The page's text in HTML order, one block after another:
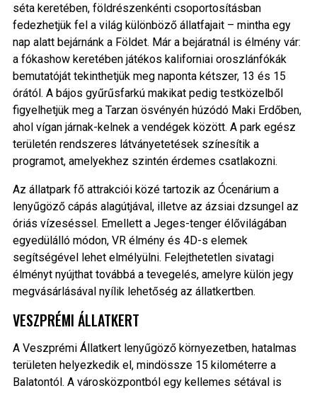
séta keretében, földrészenkénti csoportosításban
fedezhetjük fel a világ különböző állatfajait – mintha egy
nap alatt bejárnánk a Földet. Már a bejáratnál is élmény vár:
a fókashow keretében játékos kaliforniai oroszlánfókák
bemutatóját tekinthetjük meg naponta kétszer, 13 és 15
órától. A bájos gyűrűsfarkú makikat pedig testközelből
figyelhetjük meg a Tarzan ösvényén húzódó Maki Erdőben,
ahol vígan járnak-kelnek a vendégek között. A park egész
területén rendszeres látványetetések színesítik a
programot, amelyekhez szintén érdemes csatlakozni.
Az állatpark fő attrakciói közé tartozik az Ócenárium a
lenyűgöző cápás alagútjával, illetve az ázsiai dzsungel az
óriás vízeséssel. Emellett a Jeges-tenger élővilágában
egyedülálló módon, VR élmény és 4D-s elemek
segítségével lehet elmélyülni. Felejthetetlen sivatagi
élményt nyújthat továbbá a tevegelés, amelyre külön jegy
megvásárlásával nyílik lehetőség az állatkertben.
VESZPRÉMI ÁLLATKERT
A Veszprémi Állatkert lenyűgöző környezetben, hatalmas
területen helyezkedik el, mindössze 15 kilométerre a
Balatontól. A városközpontból egy kellemes sétával is